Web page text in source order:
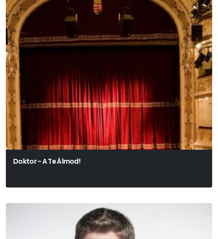
Doktor - A Te Álmod!